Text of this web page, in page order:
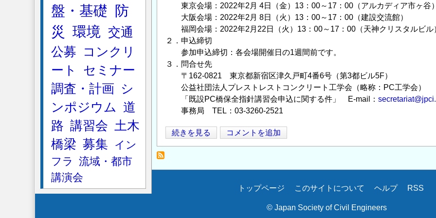
針」
会
の
講
東京会場：2022年2月 4日（金）13：00～17：00（アルカディア市ヶ谷）
大阪会場：2022年2月 8日（火）13：00～17：00（建設交流館）
福岡会場：2022年2月22日（火）13：00～17：00（天神クリスタルビル
２．申込締切
参加申込締切：各会場開催日の1週間前です。
３．問合せ先
〒162-0821 東京都新宿区津久戸町4番6号（第3都ビル5F）
公益社団法人プレストレストコンクリート工学会（略称：PC工学会）
「既設PC橋保全指針講習会申込に関する件」 E-mail：
事務局 TEL：03-3260-2521
PC
工
会
続きを見る コメントを追加
盤・基礎
防
災
環境 交通
公募
コンクリ
ート
セミナー
調査・計画
シ
ンポジウム 道
路 講習会 土木
橋梁 募集
イン
フラ
流域・都市
講演会
Secondary
トップページ このサイトについて ヘルプ RSS
© Japan Society of Civil Engineers